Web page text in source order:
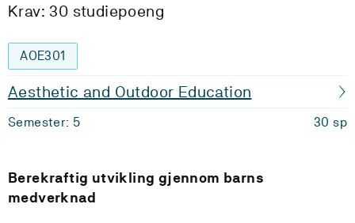
Krav: 30 studiepoeng
AOE301
Aesthetic and Outdoor Education
Semester: 5 30 sp
Berekraftig utvikling gjennom barns
medverknad